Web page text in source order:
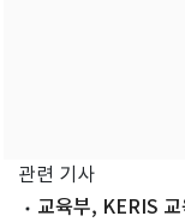
관련 기사
교육부, KERIS